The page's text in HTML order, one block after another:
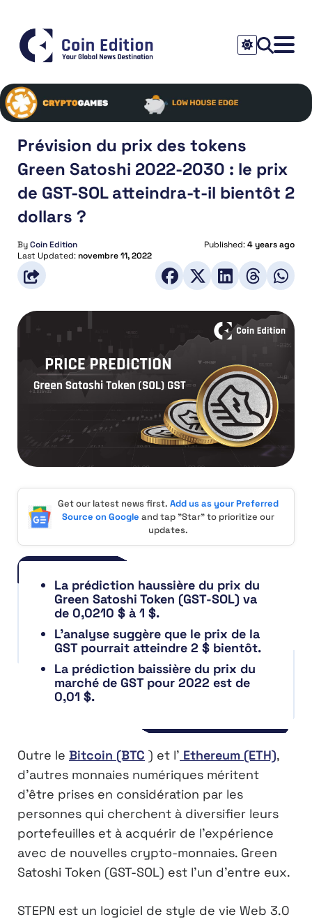
Prévision du prix des tokens
Green Satoshi 2022-2030 : le prix
de GST-SOL atteindra-t-il bientôt 2
dollars ?
ByCoin Edition Published:4 years ago
Last Updated:novembre 11, 2022
Get our latest news first. Add us as your Preferred
Source on Google and tap "Star" to prioritize our
updates.
La prédiction haussière du prix du
Green Satoshi Token (GST-SOL) va
de 0,0210 $ à 1 $.
L’analyse suggère que le prix de la
GST pourrait atteindre 2 $ bientôt.
La prédiction baissière du prix du
marché de GST pour 2022 est de
0,01 $.
Outre le Bitcoin (BTC ) et l’ Ethereum (ETH),
d’autres monnaies numériques méritent
d’être prises en considération par les
personnes qui cherchent à diversifier leurs
portefeuilles et à acquérir de l’expérience
avec de nouvelles crypto-monnaies. Green
Satoshi Token (GST-SOL) est l’un d’entre eux.
STEPN est un logiciel de style de vie Web 3.0